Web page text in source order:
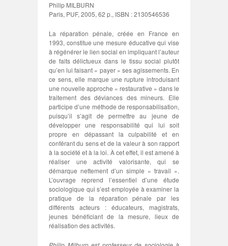
Philip MILBURN
Paris, PUF, 2005, 62 p., ISBN : 2130546536
La réparation pénale, créée en France en
1993, constitue une mesure éducative qui vise
à régénérer le lien social en impliquant l’auteur
de faits délictueux dans le tissu social plutôt
qu’en lui faisant « payer » ses agissements. En
ce sens, elle marque une rupture introduisant
une nouvelle approche « restaurative » dans le
traitement des déviances des mineurs. Elle
participe d’une méthode de responsabilisation,
puisqu’il s’agit de permettre au jeune de
développer une responsabilité qui lui soit
propre en dépassant la culpabilité et en
conférant du sens et de la valeur à son rapport
à la société et à la loi. À cet effet, il est amené à
réaliser une activité valorisante, qui se
démarque nettement d’un simple « travail ».
L’ouvrage reprend l’essentiel d’une étude
sociologique qui s’est employée à examiner la
pratique de la réparation pénale par les
différents acteurs : éducateurs, magistrats,
jeunes bénéficiant de la mesure, lieux de
réalisation des activités.